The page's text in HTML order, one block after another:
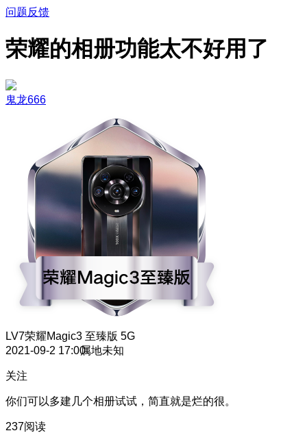
问题反馈
荣耀的相册功能太不好用了
鬼龙666
LV7荣耀Magic3 至臻版 5G
2021-09-2 17:00属地未知
关注
你们可以多建几个相册试试，简直就是烂的很。
237阅读